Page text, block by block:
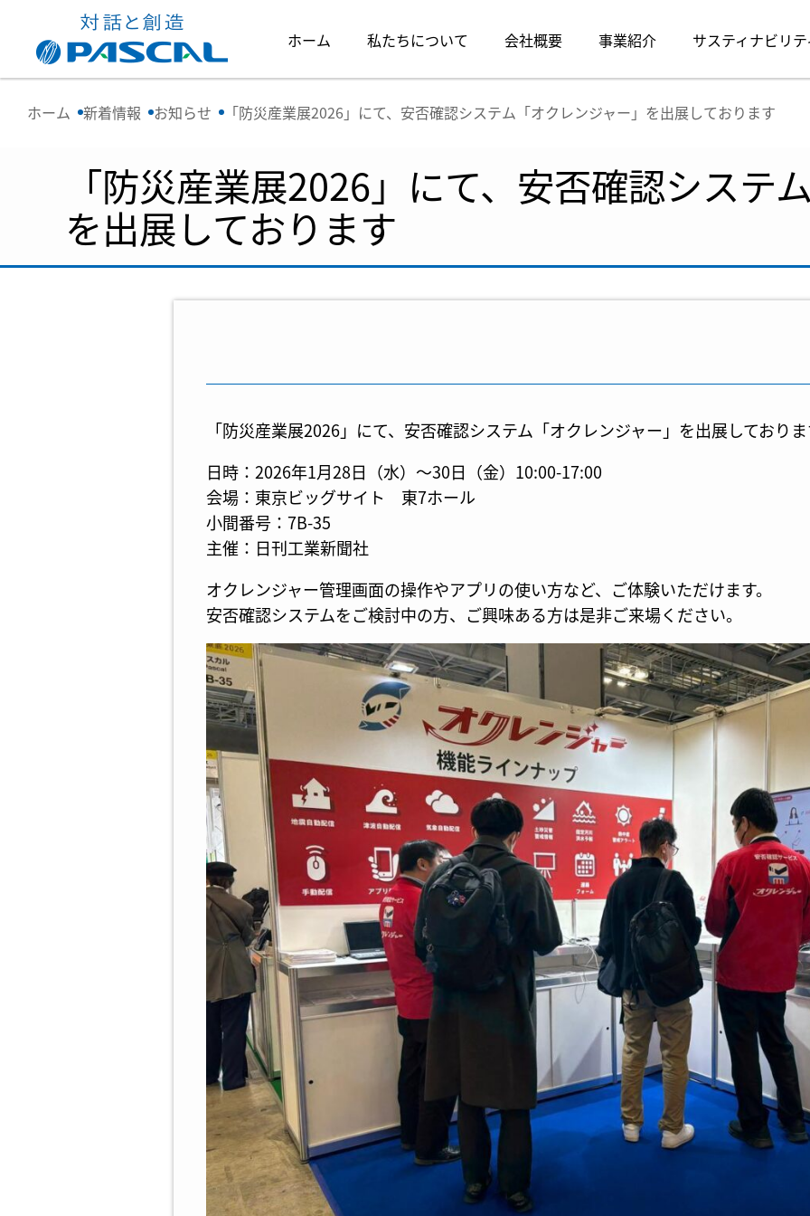
ホーム 私たちについて 会社概要 事業紹介 サスティナビリ
ホーム 新着情報 お知らせ 「防災産業展2026」にて、安否確認システム「オクレンジャー」を出展しております
「防災産業展2026」にて、安否確認システ
を出展しております
「防災産業展2026」にて、安否確認システム「オクレンジャー」を出展しており
日時：2026年1月28日（水）～30日（金）10:00-17:00
会場：東京ビッグサイト 東7ホール
小間番号：7B-35
主催：日刊工業新聞社
オクレンジャー管理画面の操作やアプリの使い方など、ご体験いただけます。
安否確認システムをご検討中の方、ご興味ある方は是非ご来場ください。